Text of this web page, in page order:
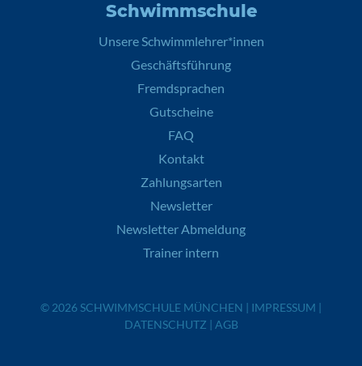
Schwimmschule
Unsere Schwimmlehrer*innen
Geschäftsführung
Fremdsprachen
Gutscheine
FAQ
Kontakt
Zahlungsarten
Newsletter
Newsletter Abmeldung
Trainer intern
© 2026 SCHWIMMSCHULE MÜNCHEN | IMPRESSUM |
DATENSCHUTZ | AGB